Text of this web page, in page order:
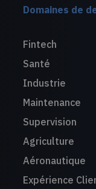
Domaines de
Fintech
Santé
Industrie
Maintenance
Supervision
Agriculture
Aéronautique
Expérience